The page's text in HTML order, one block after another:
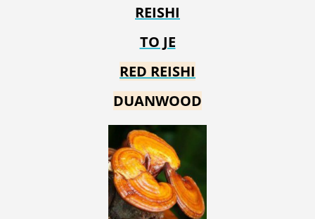
REISHI
TO JE
RED REISHI
DUANWOOD